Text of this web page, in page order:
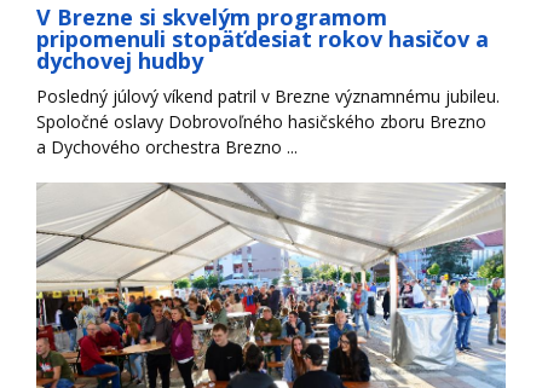
V Brezne si skvelým programom
pripomenuli stopäťdesiat rokov hasičov a
dychovej hudby
Posledný júlový víkend patril v Brezne významnému jubileu.
Spoločné oslavy Dobrovoľného hasičského zboru Brezno
a Dychového orchestra Brezno ...